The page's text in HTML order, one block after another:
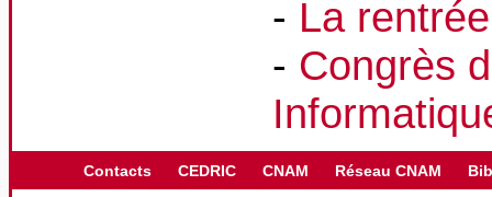
- La
- Congrès
Contacts CEDRIC CNAM Réseau CNAM